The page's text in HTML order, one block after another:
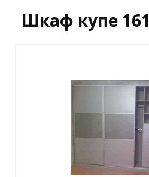
Шкаф купе 161